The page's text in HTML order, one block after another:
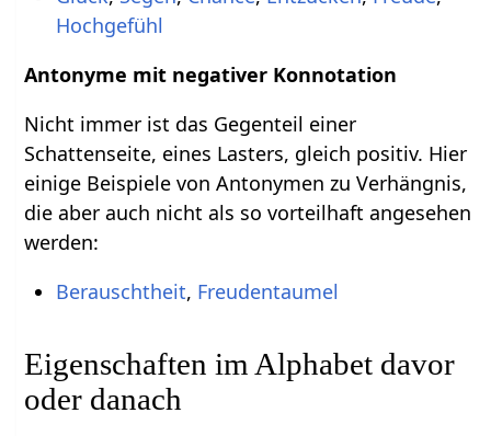
Hochgefühl
Antonyme mit negativer Konnotation
Nicht immer ist das Gegenteil einer
Schattenseite, eines Lasters, gleich positiv. Hier
einige Beispiele von Antonymen zu Verhängnis,
die aber auch nicht als so vorteilhaft angesehen
werden:
Berauschtheit, Freudentaumel
Eigenschaften im Alphabet davor
oder danach